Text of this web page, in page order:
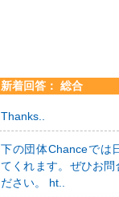
新着回答： 総合
Thanks..
下の団体Chanceでは
てくれます。ぜひお問
ださい。 ht..